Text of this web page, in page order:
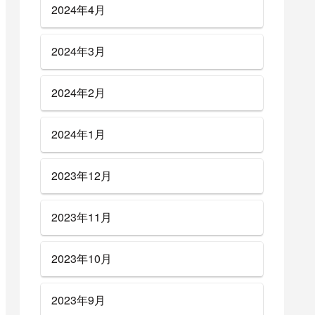
2024年4月
2024年3月
2024年2月
2024年1月
2023年12月
2023年11月
2023年10月
2023年9月